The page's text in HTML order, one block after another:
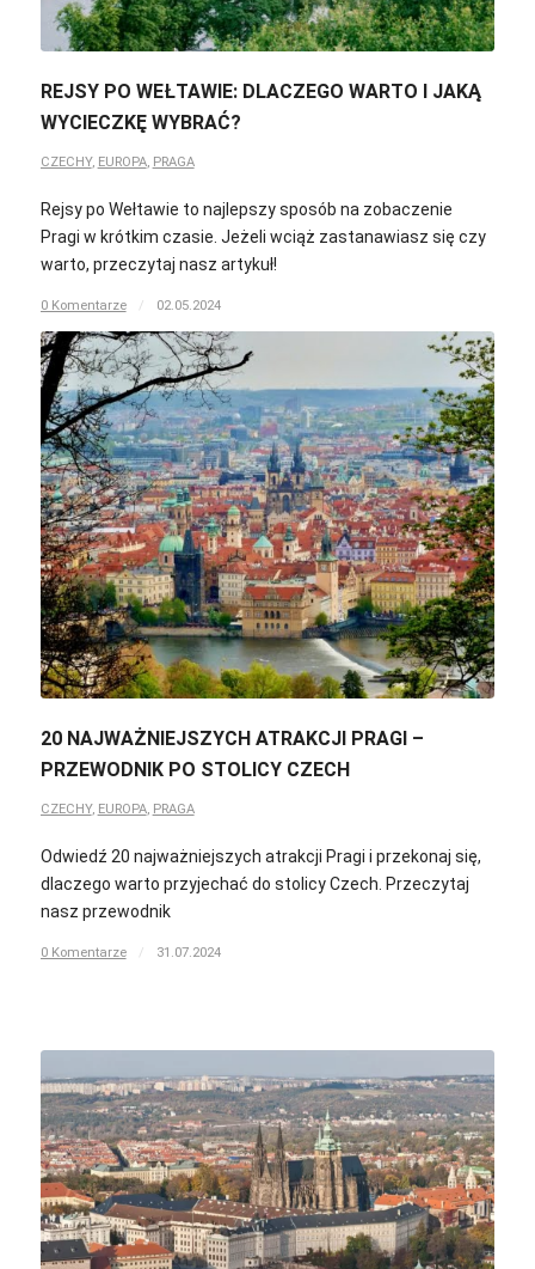
REJSY PO WEŁTAWIE: DLACZEGO WARTO I JAKĄ
WYCIECZKĘ WYBRAĆ?
CZECHY, EUROPA, PRAGA
Rejsy po Wełtawie to najlepszy sposób na zobaczenie
Pragi w krótkim czasie. Jeżeli wciąż zastanawiasz się czy
warto, przeczytaj nasz artykuł!
0 Komentarze / 02.05.2024
20 NAJWAŻNIEJSZYCH ATRAKCJI PRAGI –
PRZEWODNIK PO STOLICY CZECH
CZECHY, EUROPA, PRAGA
Odwiedź 20 najważniejszych atrakcji Pragi i przekonaj się,
dlaczego warto przyjechać do stolicy Czech. Przeczytaj
nasz przewodnik
0 Komentarze / 31.07.2024